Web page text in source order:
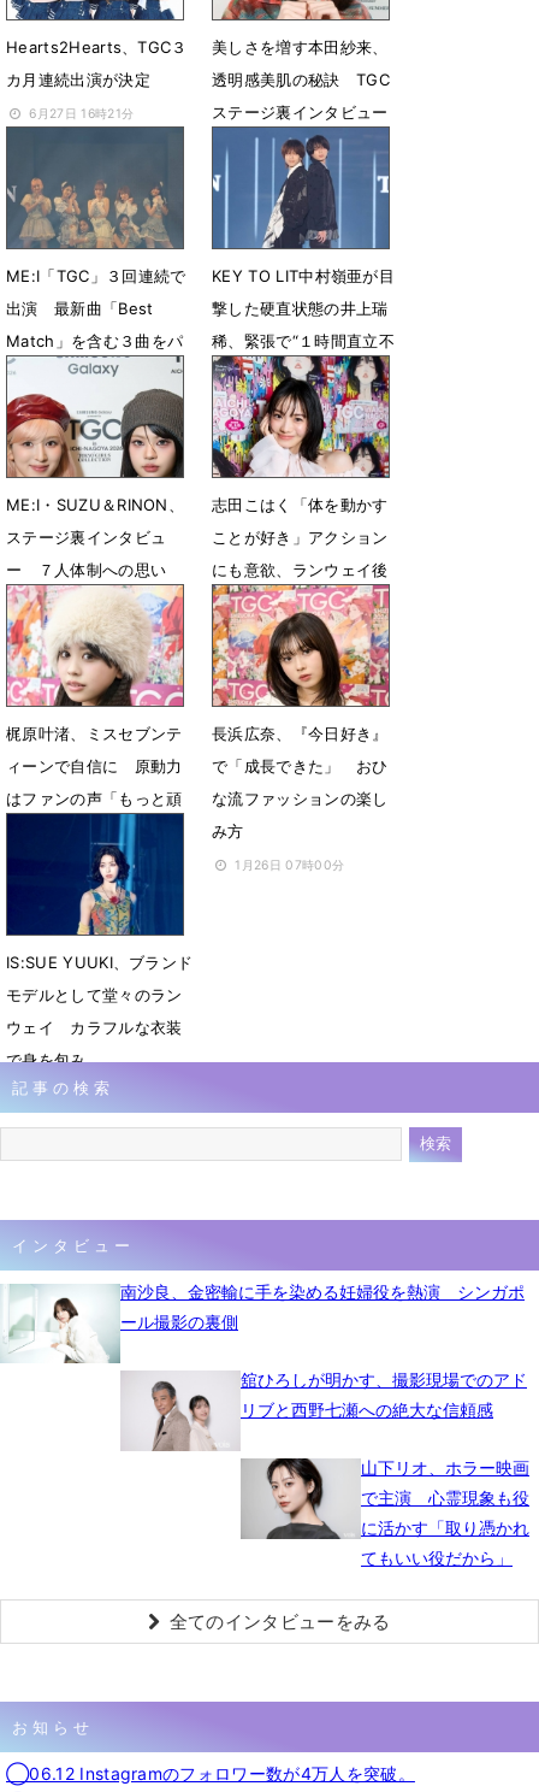
Hearts2Hearts、TGC３
カ月連続出演が決定
6月27日 16時21分
美しさを増す本田紗来、
透明感美肌の秘訣 TGC
ステージ裏インタビュー
4月8日 19時00分
ME:I「TGC」３回連続で
出演 最新曲「Best
Match」を含む３曲をパ
フォ
3月15日 13時18分
KEY TO LIT中村嶺亜が目
撃した硬直状態の井上瑞
稀、緊張で“１時間直立不
動”の異常事態!?
3月15日 09時00分
ME:I・SUZU＆RINON、
ステージ裏インタビュ
ー ７人体制への思い
YOU:MEの存在が活力に
3月7日 11時00分
志田こはく「体を動かす
ことが好き」アクション
にも意欲、ランウェイ後
インタビュー
2月27日 19時00分
梶原叶渚、ミスセブンテ
ィーンで自信に 原動力
はファンの声「もっと頑
張ろうと思える」
1月29日 07時00分
長浜広奈、『今日好き』
で「成長できた」 おひ
な流ファッションの楽し
み方
1月26日 07時00分
IS:SUE YUUKI、ブランド
モデルとして堂々のラン
ウェイ カラフルな衣装
で身を包み
1月10日 22時57分
記事の検索
インタビュー
南沙良、金密輸に手を染める妊婦役を熱演 シンガポ
ール撮影の裏側
舘ひろしが明かす、撮影現場でのアド
リブと西野七瀬への絶大な信頼感
山下リオ、ホラー映画
で主演 心霊現象も役
に活かす「取り憑かれ
てもいい役だから」
全てのインタビューをみる
お知らせ
◯06.12 Instagramのフォロワー数が4万人を突破。